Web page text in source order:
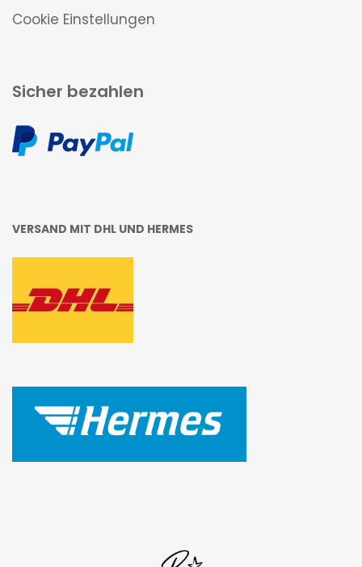
Cookie Einstellungen
Sicher bezahlen
VERSAND MIT DHL UND HERMES